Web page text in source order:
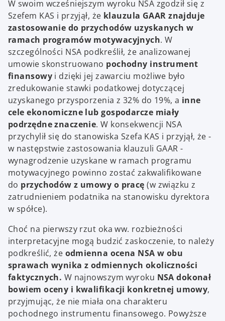
W swoim wcześniejszym wyroku NSA zgodził się z
Szefem KAS i przyjął, że klauzula GAAR znajduje
zastosowanie do przychodów uzyskanych w
ramach programów motywacyjnych. W
szczególności NSA podkreślił, że analizowanej
umowie skonstruowano pochodny instrument
finansowyi dzięki jej zawarciu możliwe było
zredukowanie stawki podatkowej dotyczącej
uzyskanego przysporzenia z 32% do 19%, a inne
cele ekonomiczne lub gospodarcze miały
podrzędne znaczenie. W konsekwencji NSA
przychylił się do stanowiska Szefa KAS i przyjął, że -
w następstwie zastosowania klauzuli GAAR -
wynagrodzenie uzyskane w ramach programu
motywacyjnego powinno zostać zakwalifikowane
do przychodów z umowy o pracę (w związku z
zatrudnieniem podatnika na stanowisku dyrektora
w spółce).
Choć na pierwszy rzut oka ww. rozbieżności
interpretacyjne mogą budzić zaskoczenie, to należy
podkreślić, że odmienna ocena NSA w obu
sprawach wynika z odmiennych okoliczności
faktycznych. W najnowszym wyroku NSA dokonał
bowiem oceny i kwalifikacji konkretnej umowy,
przyjmując, że nie miała ona charakteru
pochodnego instrumentu finansowego. Powyższe